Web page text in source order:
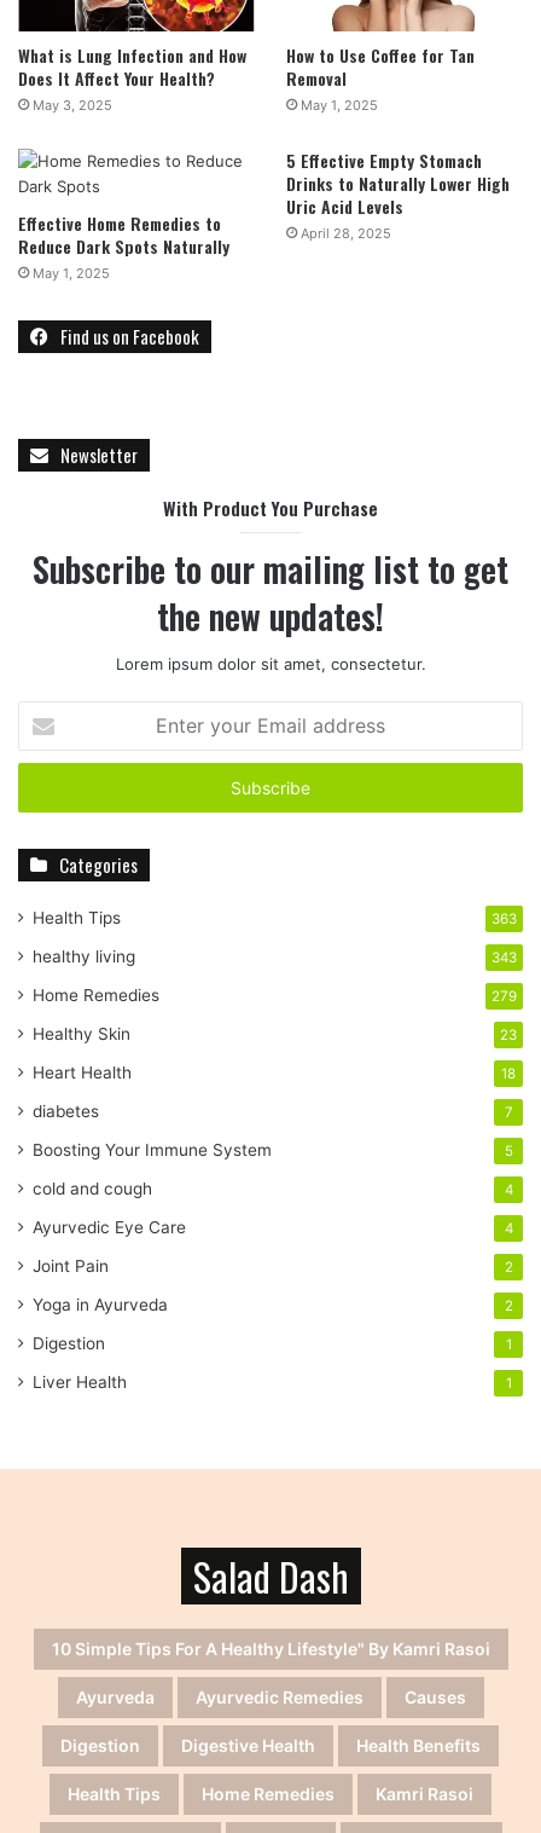
What is Lung Infection and How
Does It Affect Your Health?
May 3, 2025
How to Use Coffee for Tan
Removal
May 1, 2025
Effective Home Remedies to
Reduce Dark Spots Naturally
May 1, 2025
5 Effective Empty Stomach
Drinks to Naturally Lower High
Uric Acid Levels
April 28, 2025
Find us on Facebook
Newsletter
With Product You Purchase
Subscribe to our mailing list to get
the new updates!
Lorem ipsum dolor sit amet, consectetur.
t
r
r
m
a
l
a
d
r
s
s
Categories
Health Tips 363
healthy living 343
Home Remedies 279
Healthy Skin 23
Heart Health 18
diabetes 7
Boosting Your Immune System 5
cold and cough 4
Ayurvedic Eye Care 4
Joint Pain 2
Yoga in Ayurveda 2
Digestion 1
Liver Health 1
Salad Dash
10 Simple Tips For A Healthy Lifestyle" By Kamri Rasoi
Ayurveda Ayurvedic Remedies Causes
Digestion Digestive Health Health Benefits
Health Tips Home Remedies Kamri Rasoi